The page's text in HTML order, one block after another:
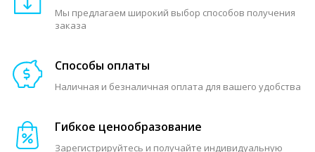
Мы предлагаем широкий выбор способов получения
заказа
Способы оплаты
Наличная и безналичная оплата для вашего удобства
Гибкое ценообразование
Зарегистрируйтесь и получайте индивидуальную